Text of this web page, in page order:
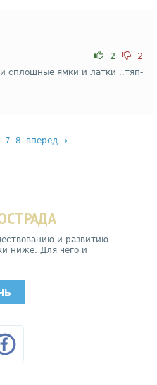
2 2
сплошные ямки и латки ,,тяп-
7 8 вперед →
и развитию
ниже. Для чего и